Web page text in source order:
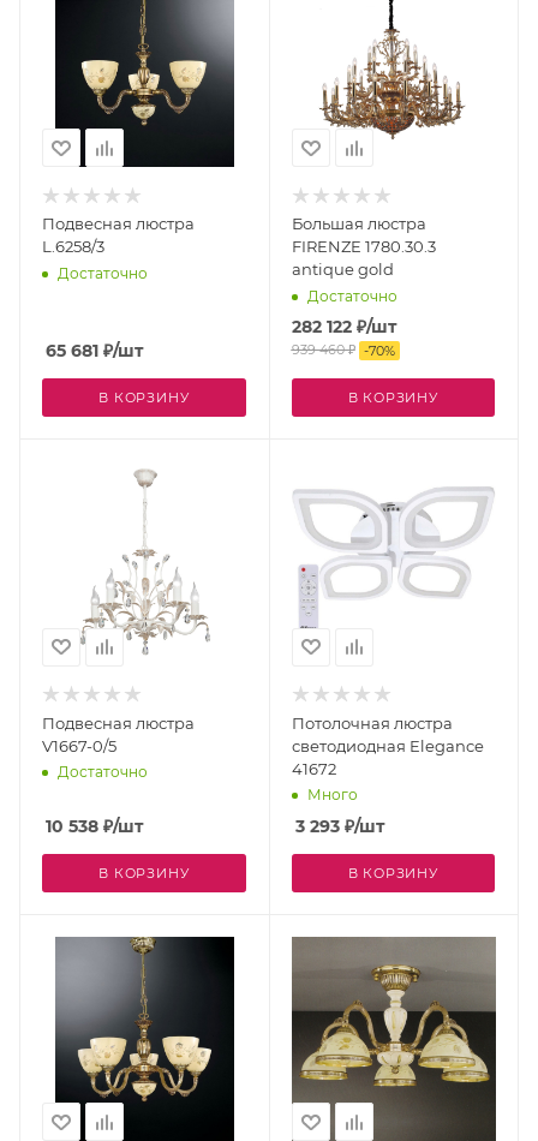
Подвесная люстра
L.6258/3
Достаточно
65 681 ₽/шт
В КОРЗИНУ
Большая люстра
FIRENZE 1780.30.3
antique gold
Достаточно
282 122₽/шт
939 460₽ -70%
В КОРЗИНУ
Подвесная люстра
V1667-0/5
Достаточно
10 538 ₽/шт
В КОРЗИНУ
Потолочная люстра
светодиодная Elegance
41672
Много
3 293₽/шт
В КОРЗИНУ